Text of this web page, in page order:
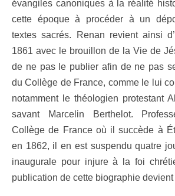
évangiles canoniques à la réalité
cette époque à procéder à un
textes sacrés. Renan revient ainsi
1861 avec le brouillon de la Vie de
de ne pas le publier afin de ne pas
du Collège de France, comme le lui
notamment le théologien protestant
savant Marcelin Berthelot.
Collège de France où il succède à
en 1862, il en est suspendu quatre
inaugurale pour injure à la foi
publication de cette biographie devient